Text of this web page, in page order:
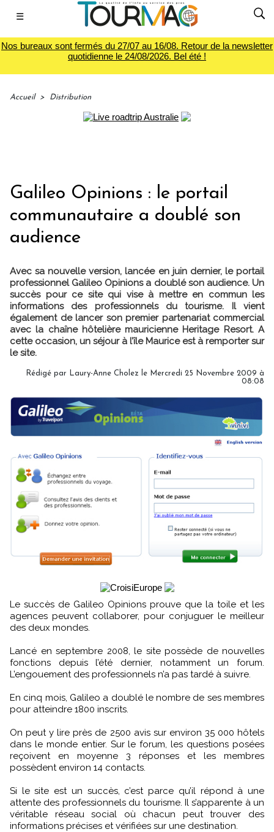
☰
Nos bureaux sont fermés du 27/07 au 16/08. Retour de la newsletter
quotidienne le 24/08/2026. Bel été !
Accueil > Distribution
Galileo Opinions : le portail
communautaire a doublé son
audience
Avec sa nouvelle version, lancée en juin dernier, le portail
professionnel Galileo Opinions a doublé son audience. Un
succès pour ce site qui vise à mettre en commun les
informations des professionnels du tourisme. Il vient
également de lancer son premier partenariat commercial
avec la chaîne hôtelière mauricienne Heritage Resort. A
cette occasion, un séjour à l’île Maurice est à remporter sur
le site.
Rédigé par Laury-Anne Cholez le Mercredi 25 Novembre 2009 à
08:08
Le succès de Galileo Opinions prouve que la toile et les
agences peuvent collaborer, pour conjuguer le meilleur
des deux mondes.
Lancé en septembre 2008, le site possède de nouvelles
fonctions depuis l’été dernier, notamment un forum.
L’engouement des professionnels n’a pas tardé à suivre.
En cinq mois, Galileo a doublé le nombre de ses membres
pour atteindre 1800 inscrits.
On peut y lire près de 2500 avis sur environ 35 000 hôtels
dans le monde entier. Sur le forum, les questions posées
reçoivent en moyenne 3 réponses et les membres
possèdent environ 14 contacts.
Si le site est un succès, c’est parce qu’il répond à une
attente des professionnels du tourisme. Il s’apparente à un
véritable réseau social où chacun peut trouver des
informations précises et vérifiées sur une destination.